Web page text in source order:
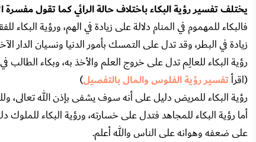
يختلف تفسير رؤية البكاء باختلاف حالة الرائي كما تقول مفسرة
فالبكاء للمهموم في المنام دلالة على زيادة في الهم، ورؤية البكاء
زيادة في البطر، وقد تدل على التمسك بأمور الدنيا ونسيان الدار
رؤية البكاء للعالِم تدل على خروج العلم والأخذ به، وبكاء
(اقرأتفسير رؤية الفلوس والمال بالتفصيل)
رؤية البكاء للمريض دليل على أنه سوف يشفى بإذن الله
أما رؤية البكاء للمجاهد فتدل على خسارته، ورؤية البكاء
على ضعفه وهوانه على الناس والله أعلم.